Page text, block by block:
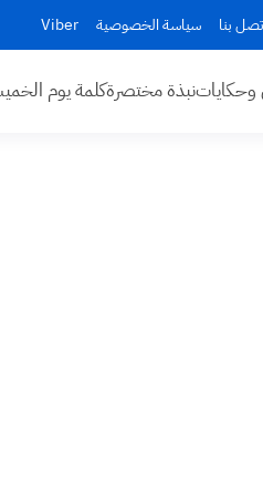
بنا سياسة الخصوصية Viber
نبذة مختصرةكلمة يوم